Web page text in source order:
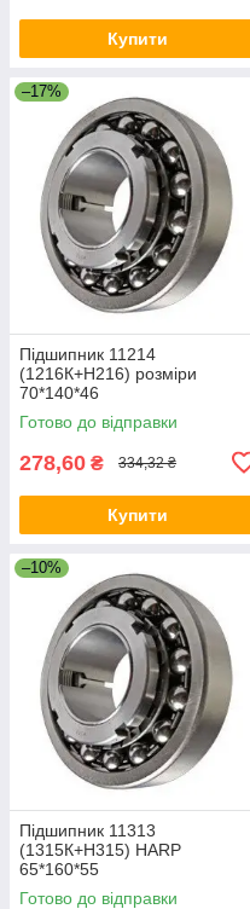
Купити
–17%
Підшипник 11214
(1216К+Н216) розміри
70*140*46
Готово до відправки
278,60 ₴ 334,32 ₴
Купити
–10%
Підшипник 11313
(1315К+Н315) HARP
65*160*55
Готово до відправки